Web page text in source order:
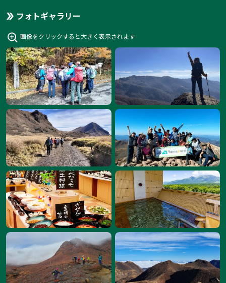
フォトギャラリー
画像をクリックすると大きく表示されます